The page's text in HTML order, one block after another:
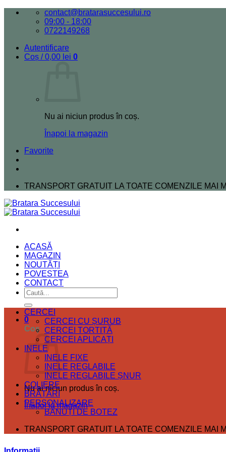
Skip
contact@bratarasuccesului.ro
09:00 - 18:00
0722149268
Autentificare
Coș /0,00 lei 0
Nu ai niciun produs în coș.
Înapoi la magazin
Favorite
TRANSPORT GRATUIT LA TOATE COMENZILE MAI
ACASĂ
MAGAZIN
NOUTĂȚI
POVESTEA
CONTACT
Caută
după:
0
Coș
Nu ai niciun produs în coș.
Înapoi la magazin
CERCEI
CERCEI CU ȘURUB
CERCEI TORTIȚĂ
CERCEI APLICAȚI
INELE
INELE FIXE
INELE REGLABILE
INELE REGLABILE ȘNUR
COLIERE
BRĂȚĂRI
PERSONALIZARE
BĂNUȚI DE BOTEZ
TRANSPORT GRATUIT LA TOATE COMENZILE MAI